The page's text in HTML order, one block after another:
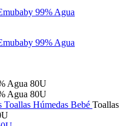
Toallas Húmedas Bebé Toallas